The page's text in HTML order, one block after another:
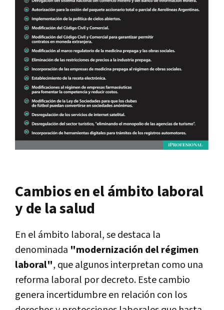
Cambios en el ámbito laboral
y de la salud
En el ámbito laboral, se destaca la
denominada "modernización del régimen
laboral", que algunos interpretan como una
reforma laboral por decreto. Este cambio
genera incertidumbre en relación con los